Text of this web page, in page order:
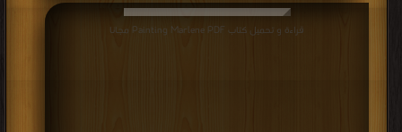
قراءة و تحميل كتاب Painting Marlene PDF مجانا